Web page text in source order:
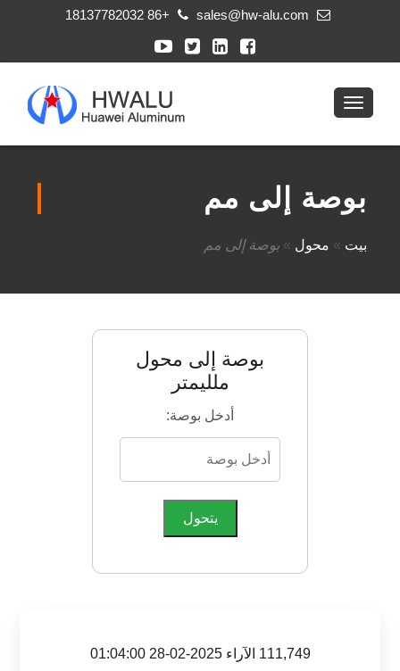
sales@hw-alu.com
+86 18137782032
بوصة إلى مم
بيت » محول »بوصة إلى مم
بوصة إلى محول
ملليمتر
أدخل بوصة:
يتحول
111,749 الآراء 2025-02-28 01:04:00